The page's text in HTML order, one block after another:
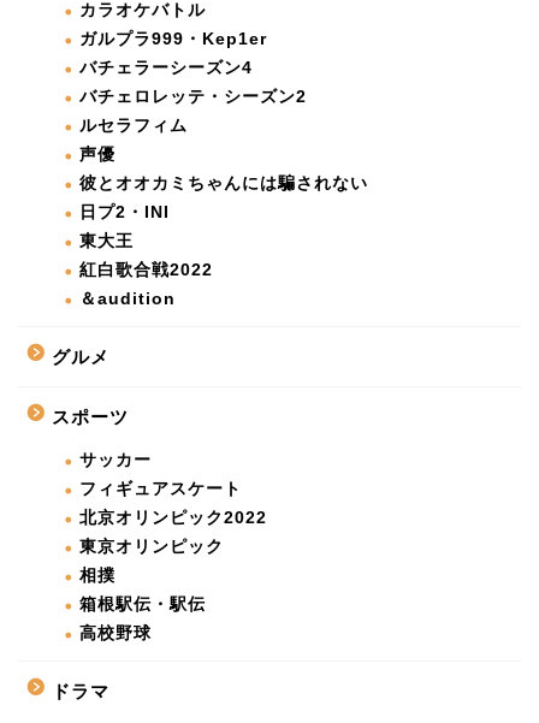
カラオケバトル
ガルプラ999・Kep1er
バチェラーシーズン4
バチェロレッテ・シーズン2
ルセラフィム
声優
彼とオオカミちゃんには騙されない
日プ2・INI
東大王
紅白歌合戦2022
＆audition
グルメ
スポーツ
サッカー
フィギュアスケート
北京オリンピック2022
東京オリンピック
相撲
箱根駅伝・駅伝
高校野球
ドラマ